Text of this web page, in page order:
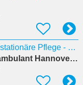
Pflegeassistent (w/m/d) - stationäre Pflege - Hannover
Seniorenwerk gGmbH ambulant Hannover Med. häusl. Pflegedienst